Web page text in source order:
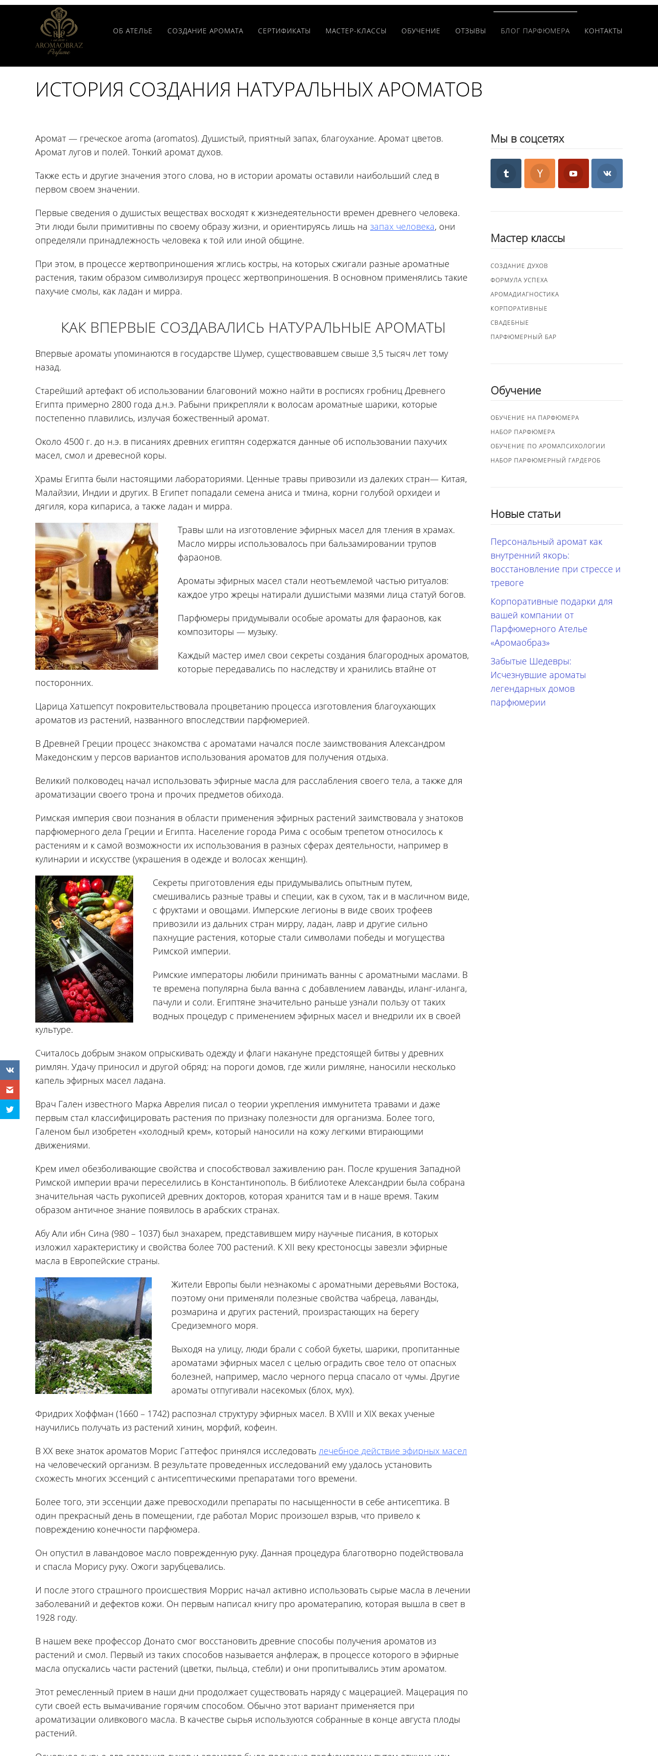
ОБ АТЕЛЬЕ СОЗДАНИЕ АРОМАТА CЕРТИФИКАТЫ МАСТЕР-КЛАССЫ ОБУЧЕНИЕ ОТЗЫВЫ БЛОГ ПАРФЮМЕРА КОНТАКТЫ
ИСТОРИЯ СОЗДАНИЯ НАТУРАЛЬНЫХ АРОМАТОВ
Аромат — греческое aroma (aromatos). Душистый, приятный запах, благоухание. Аромат цветов.
Аромат лугов и полей. Тонкий аромат духов.
Также есть и другие значения этого слова, но в истории ароматы оставили наибольший след в
первом своем значении.
Первые сведения о душистых веществах восходят к жизнедеятельности времен древнего человека.
Эти люди были примитивны по своему образу жизни, и ориентируясь лишь на запах человека, они
определяли принадлежность человека к той или иной общине.
При этом, в процессе жертвоприношения жглись костры, на которых сжигали разные ароматные
растения, таким образом символизируя процесс жертвоприношения. В основном применялись такие
пахучие смолы, как ладан и мирра.
КАК ВПЕРВЫЕ СОЗДАВАЛИСЬ НАТУРАЛЬНЫЕ АРОМАТЫ
Впервые ароматы упоминаются в государстве Шумер, существовавшем свыше 3,5 тысяч лет тому
назад.
Старейший артефакт об использовании благовоний можно найти в росписях гробниц Древнего
Египта примерно 2800 года д.н.э. Рабыни прикрепляли к волосам ароматные шарики, которые
постепенно плавились, излучая божественный аромат.
Около 4500 г. до н.э. в писаниях древних египтян содержатся данные об использовании пахучих
масел, смол и древесной коры.
Храмы Египта были настоящими лабораториями. Ценные травы привозили из далеких стран— Китая,
Малайзии, Индии и других. В Египет попадали семена аниса и тмина, корни голубой орхидеи и
дягиля, кора кипариса, а также ладан и мирра.
Травы шли на изготовление эфирных масел для тления в храмах.
Масло мирры использовалось при бальзамировании трупов
фараонов.
Ароматы эфирных масел стали неотъемлемой частью ритуалов:
каждое утро жрецы натирали душистыми мазями лица статуй богов.
Парфюмеры придумывали особые ароматы для фараонов, как
композиторы — музыку.
Каждый мастер имел свои секреты создания благородных ароматов,
которые передавались по наследству и хранились втайне от
посторонних.
Царица Хатшепсут покровительствовала процветанию процесса изготовления благоухающих
ароматов из растений, названного впоследствии парфюмерией.
В Древней Греции процесс знакомства с ароматами начался после заимствования Александром
Македонским у персов вариантов использования ароматов для получения отдыха.
Великий полководец начал использовать эфирные масла для расслабления своего тела, а также для
ароматизации своего трона и прочих предметов обихода.
Римская империя свои познания в области применения эфирных растений заимствовала у знатоков
парфюмерного дела Греции и Египта. Население города Рима с особым трепетом относилось к
растениям и к самой возможности их использования в разных сферах деятельности, например в
кулинарии и искусстве (украшения в одежде и волосах женщин).
Секреты приготовления еды придумывались опытным путем,
смешивались разные травы и специи, как в сухом, так и в масличном виде,
с фруктами и овощами. Имперские легионы в виде своих трофеев
привозили из дальних стран мирру, ладан, лавр и другие сильно
пахнущие растения, которые стали символами победы и могущества
Римской империи.
Римские императоры любили принимать ванны с ароматными маслами. В
те времена популярна была ванна с добавлением лаванды, иланг-иланга,
пачули и соли. Египтяне значительно раньше узнали пользу от таких
водных процедур с применением эфирных масел и внедрили их в своей
культуре.
Считалось добрым знаком опрыскивать одежду и флаги накануне предстоящей битвы у древних
римлян. Удачу приносил и другой обряд: на пороги домов, где жили римляне, наносили несколько
капель эфирных масел ладана.
Врач Гален известного Марка Аврелия писал о теории укрепления иммунитета травами и даже
первым стал классифицировать растения по признаку полезности для организма. Более того,
Галеном был изобретен «холодный крем», который наносили на кожу легкими втирающими
движениями.
Крем имел обезболивающие свойства и способствовал заживлению ран. После крушения Западной
Римской империи врачи переселились в Константинополь. В библиотеке Александрии была собрана
значительная часть рукописей древних докторов, которая хранится там и в наше время. Таким
образом античное знание появилось в арабских странах.
Абу Али ибн Сина (980 – 1037) был знахарем, представившем миру научные писания, в которых
изложил характеристику и свойства более 700 растений. К XII веку крестоносцы завезли эфирные
масла в Европейские страны.
Жители Европы были незнакомы с ароматными деревьями Востока,
поэтому они применяли полезные свойства чабреца, лаванды,
розмарина и других растений, произрастающих на берегу
Средиземного моря.
Выходя на улицу, люди брали с собой букеты, шарики, пропитанные
ароматами эфирных масел с целью оградить свое тело от опасных
болезней, например, масло черного перца спасало от чумы. Другие
ароматы отпугивали насекомых (блох, мух).
Фридрих Хоффман (1660 – 1742) распознал структуру эфирных масел. В XVIII и XIX веках ученые
научились получать из растений хинин, морфий, кофеин.
В XX веке знаток ароматов Морис Гаттефос принялся исследовать лечебное действие эфирных масел
на человеческий организм. В результате проведенных исследований ему удалось установить
схожесть многих эссенций с антисептическими препаратами того времени.
Более того, эти эссенции даже превосходили препараты по насыщенности в себе антисептика. В
один прекрасный день в помещении, где работал Морис произошел взрыв, что привело к
повреждению конечности парфюмера.
Он опустил в лавандовое масло поврежденную руку. Данная процедура благотворно подействовала
и спасла Морису руку. Ожоги зарубцевались.
И после этого страшного происшествия Моррис начал активно использовать сырые масла в лечении
заболеваний и дефектов кожи. Он первым написал книгу про ароматерапию, которая вышла в свет в
1928 году.
В нашем веке профессор Донато смог восстановить древние способы получения ароматов из
растений и смол. Первый из таких способов называется анфлераж, в процессе которого в эфирные
масла опускались части растений (цветки, пыльца, стебли) и они пропитывались этим ароматом.
Этот ремесленный прием в наши дни продолжает существовать наряду с мацерацией. Мацерация по
сути своей есть вымачивание горячим способом. Обычно этот вариант применяется при
ароматизации оливкового масла. В качестве сырья используются собранные в конце августа плоды
растений.
Мы в соцсетях
Мастер классы
СОЗДАНИЕ ДУХОВ
ФОРМУЛА УСПЕХА
АРОМАДИАГНОСТИКА
КОРПОРАТИВНЫЕ
СВАДЕБНЫЕ
ПАРФЮМЕРНЫЙ БАР
Обучение
ОБУЧЕНИЕ НА ПАРФЮМЕРА
НАБОР ПАРФЮМЕРА
ОБУЧЕНИЕ ПО АРОМАПСИХОЛОГИИ
НАБОР ПАРФЮМЕРНЫЙ ГАРДЕРОБ
Новые статьи
Персональный аромат как
внутренний якорь:
восстановление при стрессе и
тревоге
Корпоративные подарки для
вашей компании от
Парфюмерного Ателье
«Аромаобраз»
Забытые Шедевры:
Исчезнувшие ароматы
легендарных домов
парфюмерии